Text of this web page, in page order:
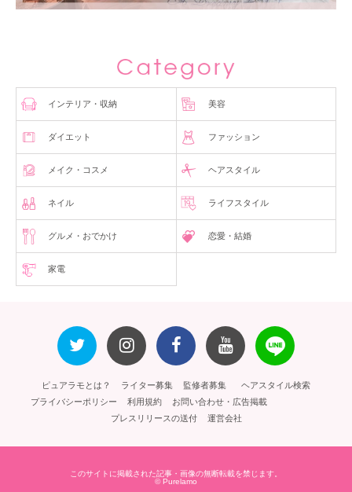
インテリア・収納 美容
ダイエット ファッション
メイク・コスメ ヘアスタイル
ネイル ライフスタイル
グルメ・おでかけ 恋愛・結婚
家電
ピュアラモとは？ ライター募集 監修者募集
ヘアスタイル検索
プライバシーポリシー
利用規約
お問い合わせ・広告掲載
プレスリリースの送付
運営会社
このサイトに掲載された記事・画像の無断転載を禁じます。
© Purelamo